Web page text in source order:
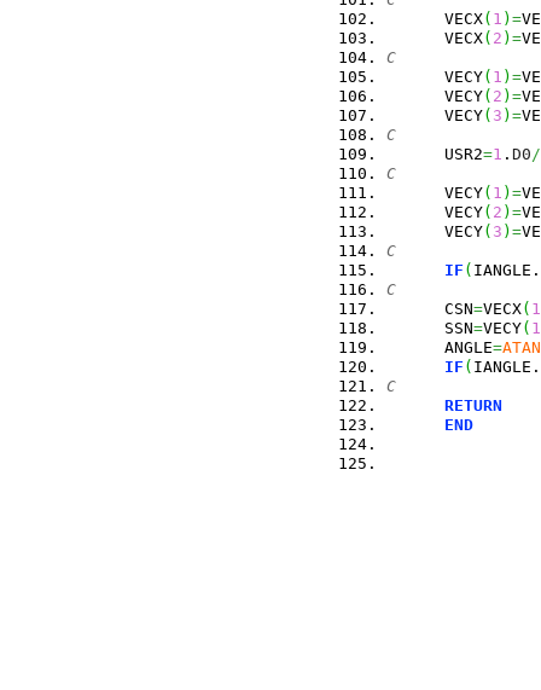
      VECX
( 1 ) =
      VECX
( 2 ) =
C
      VECY
( 1 ) =
      VECY
( 2 ) =
      VECY
( 3 ) =
C
      USR2
=1 . D0 /
C
      VECY
( 1 ) =
      VECY
( 2 ) =
      VECY
( 3 ) =
C
IF ( IANGLE.
C
      CSN
=VECX( 1
      SSN
=VECY( 1
      ANGLE
=
IF ( IANGLE.
C
RETURN
END